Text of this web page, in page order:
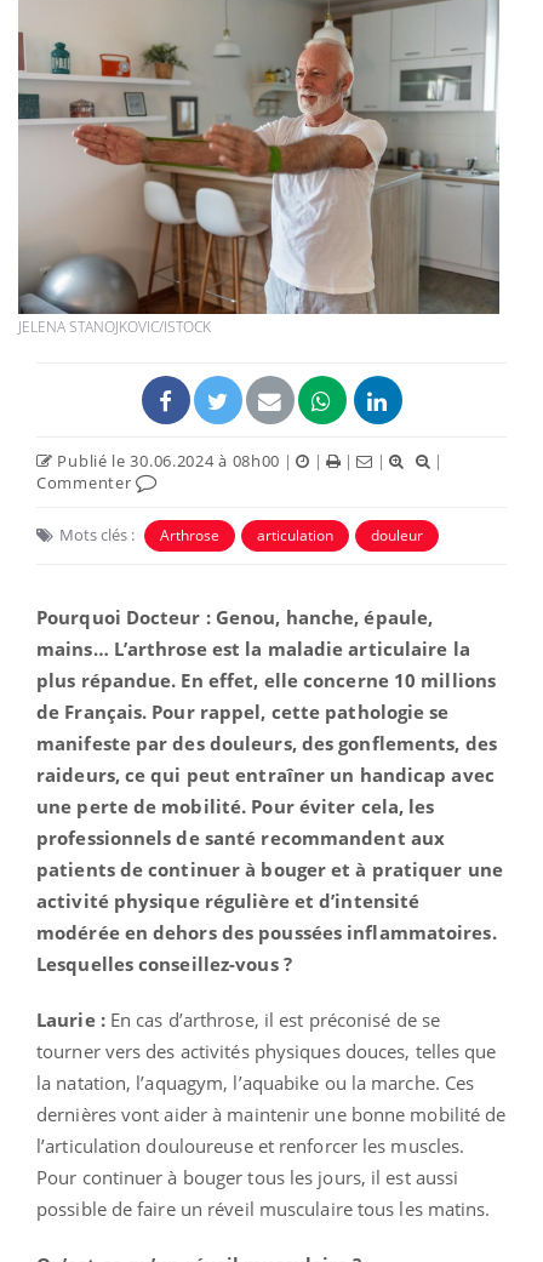
JELENA STANOJKOVIC/ISTOCK
Publié le 30.06.2024 à 08h00 | | | |
|
Commenter
Mots clés : Arthrose articulation douleur
Pourquoi Docteur : Genou, hanche, épaule,
mains… L’arthrose est la maladie articulaire la
plus répandue. En effet, elle concerne 10 millions
de Français. Pour rappel, cette pathologie se
manifeste par des douleurs, des gonflements, des
raideurs, ce qui peut entraîner un handicap avec
une perte de mobilité. Pour éviter cela, les
professionnels de santé recommandent aux
patients de continuer à bouger et à pratiquer une
activité physique régulière et d’intensité
modérée en dehors des poussées inflammatoires.
Lesquelles conseillez-vous ?
Laurie :En cas d’arthrose, il est préconisé de se
tourner vers des activités physiques douces, telles que
la natation, l’aquagym, l’aquabike ou la marche. Ces
dernières vont aider à maintenir une bonne mobilité de
l’articulation douloureuse et renforcer les muscles.
Pour continuer à bouger tous les jours, il est aussi
possible de faire un réveil musculaire tous les matins.